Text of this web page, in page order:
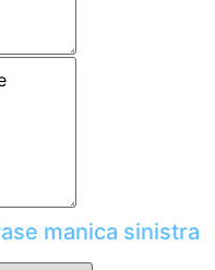
manica sinistra